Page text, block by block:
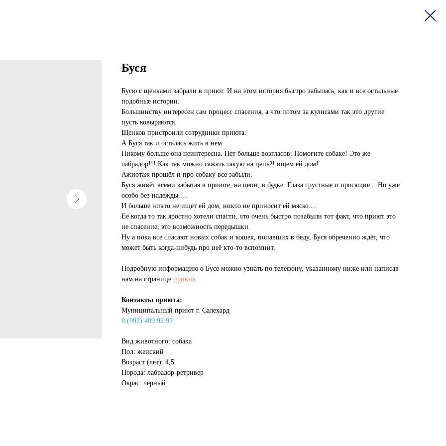
Буся
Бусю с щенками забрали в приют. И на этом история быстро забылась, как и все остальные
подобные истории.
Большинству интересен сам процесс спасения, а что потом за кулисами так это другие
пусть ковыряются.
Щенков пристроили сотрудники приюта.
А Буся так и осталась жить в нем.
Никому больше она неинтересна. Нет больше возгласов: Помогите собаке! Это же
лабрадор!!! Как так можно сажать такую на цепь?! ищем ей дом!
Ажиотаж прошёл и про собаку все забыли.
Буся живёт всеми забытая в приюте, на цепи, в будке. Глаза грустные и просящие... Но уже
особо без надежды.....
И больше никто не ищет ей дом, никто не приносит ей мяско....
Её когда то так яростно хотели спасти, что очень быстро позабыли тот факт, что приют это
не спасение, это возможность передышки.
Ну а пока все спасают новых собак и кошек, попавших в беду, Буся обреченно ждёт, что
может быть когда-нибудь про неё кто-то вспомнит.
Подробную информацию о Бусе можно узнать по телефону, указанному ниже или написав
нам на странице приюта.
Контакты приюта:
Муниципальный приют г. Салехард
8 (992) 409 92 95
Вид животного: собака
Пол: женский
Возраст (лет): 4,5
Порода: лабрадор-ретривер
Окрас: чёрный